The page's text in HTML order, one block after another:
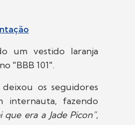
um vestido laranja
no "BBB 101".
os seguidores
internauta, fazendo
que era a Jade Picon",